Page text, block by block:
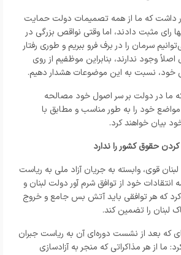
داشت که ما از همه تصمیمات دولت حمایت
رای مثبت دادند، اما وقتی نواقص بزرگی در
سرمان را در برف فرو ببریم و طوری رفتار
وجود ندارند، بنابراین موظفیم از روی
خود، نسبت به این موضوعات هشدار دهیم.
ما در دولت بر سر اصول خود مصالحه
مواضع خود را به طور مناسب و مطابق با
بیان خواهند کرد.
حقوق کشور را ندارد
قوی، وابسته به جریان آزاد ملی به ریاست
انتقادات خود از توافق شرم آور دولت لبنان و
کرد که هر توافقی باید آتش بس جامع و خروج
لبنان را تضمین کند.
که بعد از نشست دوره‌ای آن به ریاست جبران
ما از هر مذاکراتی که منجر به آزادسازی